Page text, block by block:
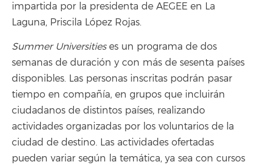
impartida por la presidenta de AEGEE en La
Laguna, Priscila López Rojas.
Summer Universitieses un programa de dos
semanas de duración y con más de sesenta países
disponibles. Las personas inscritas podrán pasar
tiempo en compañía, en grupos que incluirán
ciudadanos de distintos países, realizando
actividades organizadas por los voluntarios de la
ciudad de destino. Las actividades ofertadas
pueden variar según la temática, ya sea con cursos